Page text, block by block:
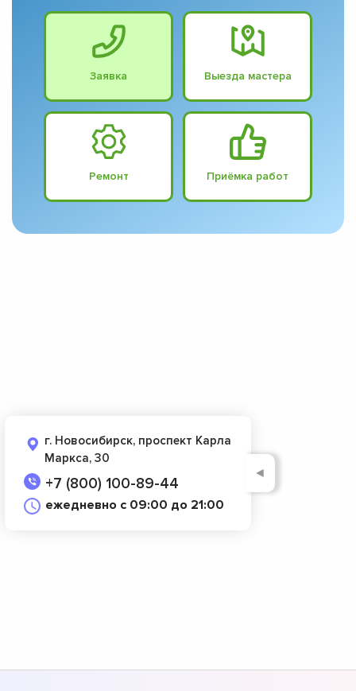
Заявка Выезда мастера
Ремонт Приёмка работ
г. Новосибирск, проспект Карла
Маркса, 30
+7 (800) 100-89-44
ежедневно с 09:00 до 21:00
◄